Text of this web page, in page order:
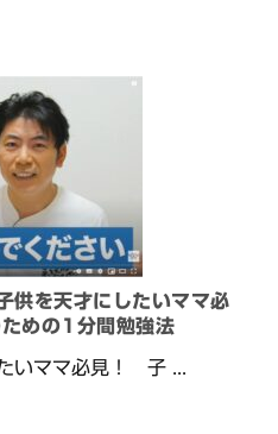
供を天才にしたいママ必
めの1分間勉強法
いママ必見！ 子 ...